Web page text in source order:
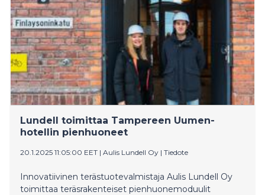
muutamaa.
Lundell toimittaa Tampereen Uumen-
hotellin pienhuoneet
20.1.2025 11:05:00 EET | Aulis Lundell Oy | Tiedote
Innovatiivinen terästuotevalmistaja Aulis Lundell Oy
toimittaa teräsrakenteiset pienhuonemoduulit